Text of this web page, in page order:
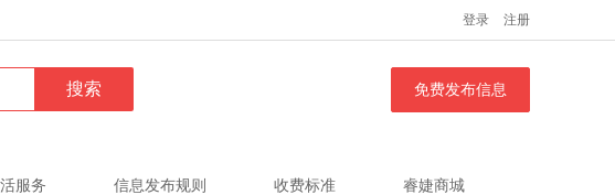
登录 注册
免费发布信息
服务 信息发布规则 收费标准 睿婕商城